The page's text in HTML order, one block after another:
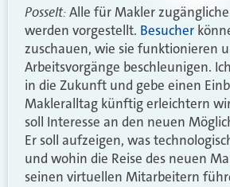
Posselt:Alle für Makler
werden vorgestellt. Besucher
zuschauen, wie sie funktionieren
Arbeitsvorgänge beschleunigen.
in die Zukunft und gebe einen
Makleralltag künftig erleichtern
soll Interesse an den neuen
Er soll aufzeigen, was
und wohin die Reise des neuen
seinen virtuellen Mitarbeitern